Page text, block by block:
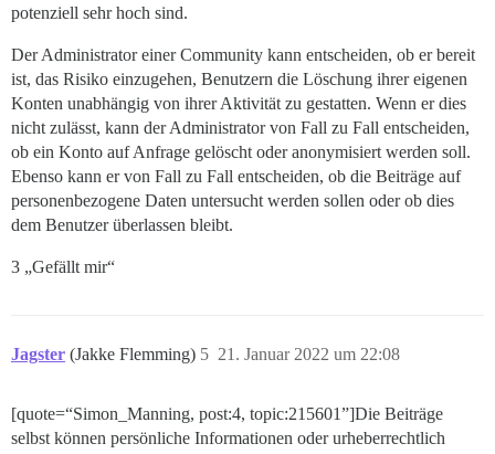
potenziell sehr hoch sind.
Der Administrator einer Community kann entscheiden, ob er bereit
ist, das Risiko einzugehen, Benutzern die Löschung ihrer eigenen
Konten unabhängig von ihrer Aktivität zu gestatten. Wenn er dies
nicht zulässt, kann der Administrator von Fall zu Fall entscheiden,
ob ein Konto auf Anfrage gelöscht oder anonymisiert werden soll.
Ebenso kann er von Fall zu Fall entscheiden, ob die Beiträge auf
personenbezogene Daten untersucht werden sollen oder ob dies
dem Benutzer überlassen bleibt.
3 „Gefällt mir“
Jagster (Jakke Flemming) 21. Januar 2022 um 22:08
5
[quote=“Simon_Manning, post:4, topic:215601”]Die Beiträge
selbst können persönliche Informationen oder urheberrechtlich